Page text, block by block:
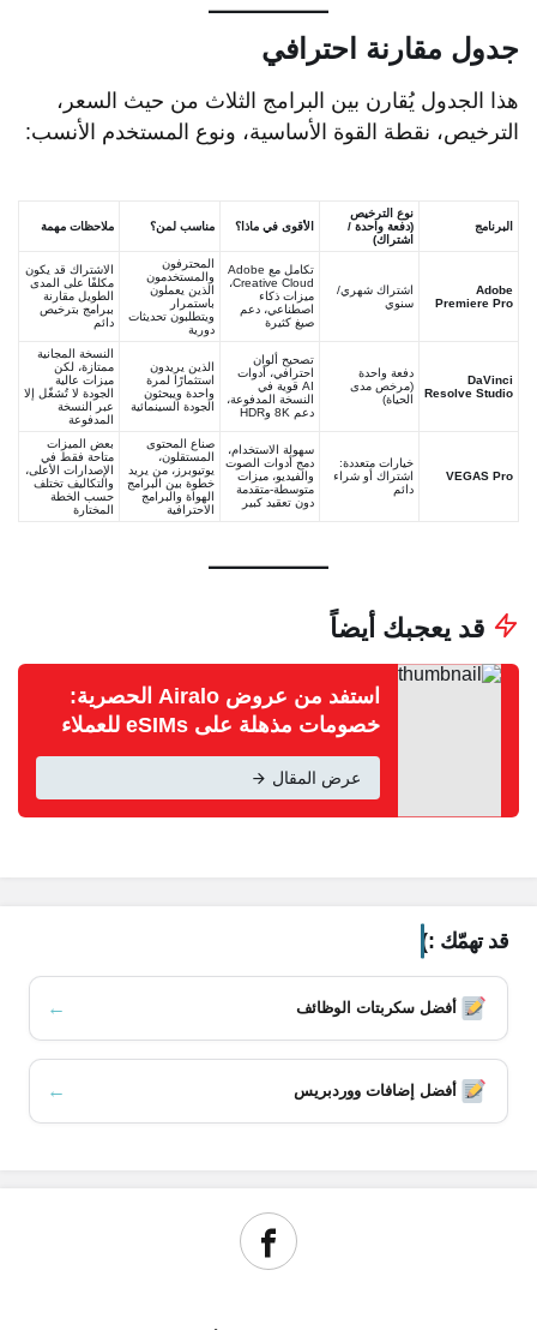
جدول مقارنة احترافي
هذا الجدول يُقارن بين البرامج الثلاث من حيث السعر،
الترخيص، نقطة القوة الأساسية، ونوع المستخدم الأنسب:
البرنامج
نوع الترخيص
(دفعة واحدة /
اشتراك)
الأقوى في ماذا؟ مناسب لمن؟ ملاحظات مهمة
Adobe
Premiere Pro
اشتراك شهري/
سنوي
تكامل مع Adobe
Creative Cloud،
ميزات ذكاء
اصطناعي، دعم
صيغ كثيرة
المحترفون
والمستخدمون
الذين يعملون
باستمرار
ويتطلبون تحديثات
دورية
الاشتراك قد يكون
مكلفًا على المدى
الطويل مقارنة
ببرامج بترخيص
دائم
DaVinci
Resolve Studio
دفعة واحدة
(مرخص مدى
الحياة)
تصحيح ألوان
احترافي، أدوات
AI قوية في
النسخة المدفوعة،
دعم 8K وHDR
الذين يريدون
استثمارًا لمرة
واحدة ويبحثون
الجودة السينمائية
النسخة المجانية
ممتازة، لكن
ميزات عالية
الجودة لا تُشغّل إلا
عبر النسخة
المدفوعة
VEGAS Pro
خيارات متعددة:
اشتراك أو شراء
دائم
سهولة الاستخدام،
دمج أدوات الصوت
والفيديو، ميزات
متوسطة-متقدمة
دون تعقيد كبير
صناع المحتوى
المستقلون،
يوتيوبرز، من يريد
خطوة بين البرامج
الهواة والبرامج
الاحترافية
بعض الميزات
متاحة فقط في
الإصدارات الأعلى،
والتكاليف تختلف
حسب الخطة
المختارة
قد يعجبك أيضاً
استفد من عروض Airalo الحصرية:
خصومات مذهلة على eSIMs للعملاء
الجدد والحاليين
عرض المقال
قد تهمّك :)
أفضل سكربتات الوظائف ←
أفضل إضافات ووردبريس ←
Adobe Premiere Pro
Final Cut Pro X
iMovie
HitFilm Express
Lightworks